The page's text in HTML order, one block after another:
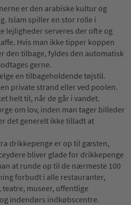
er den arabiske kultur og
Islam spiller en stor rolle i
lejligheder serveres der ofte og
Hvis man ikke tipper koppen
den tilbage, fyldes den automatisk
gerne.
en tilbageholdende tøjstil.
private strand eller ved poolen.
helt til, når de går i vandet.
om lov, inden man tager billeder
det generelt ikke tilladt at
drikkepenge er op til gæsten,
bliver glade for drikkepenge
at runde op til de nærmeste 100
forbudt i alle restauranter,
teatre, museer, offentlige
indendørs indkøbscentre.